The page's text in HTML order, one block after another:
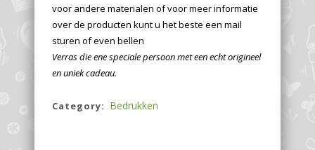
voor andere materialen of voor meer informatie
over de producten kunt u het beste een mail
sturen of even bellen
Verras die ene speciale persoon met een echt origineel
en uniek cadeau.
Category: Bedrukken